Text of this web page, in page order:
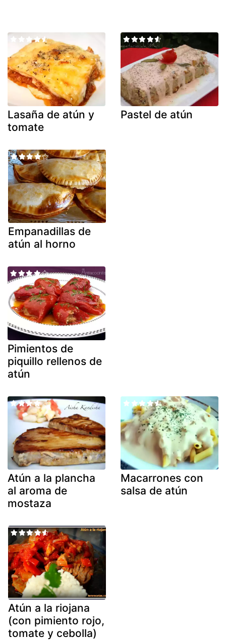
Lasaña de atún y
tomate
Pastel de atún
Empanadillas de
atún al horno
Pimientos de
piquillo rellenos de
atún
Atún a la plancha
al aroma de
mostaza
Macarrones con
salsa de atún
Atún a la riojana
(con pimiento rojo,
tomate y cebolla)